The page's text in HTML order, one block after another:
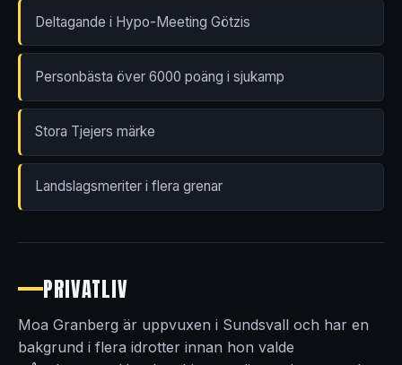
Deltagande i Hypo-Meeting Götzis
Personbästa över 6000 poäng i sjukamp
Stora Tjejers märke
Landslagsmeriter i flera grenar
PRIVATLIV
Moa Granberg är uppvuxen i Sundsvall och har en
bakgrund i flera idrotter innan hon valde